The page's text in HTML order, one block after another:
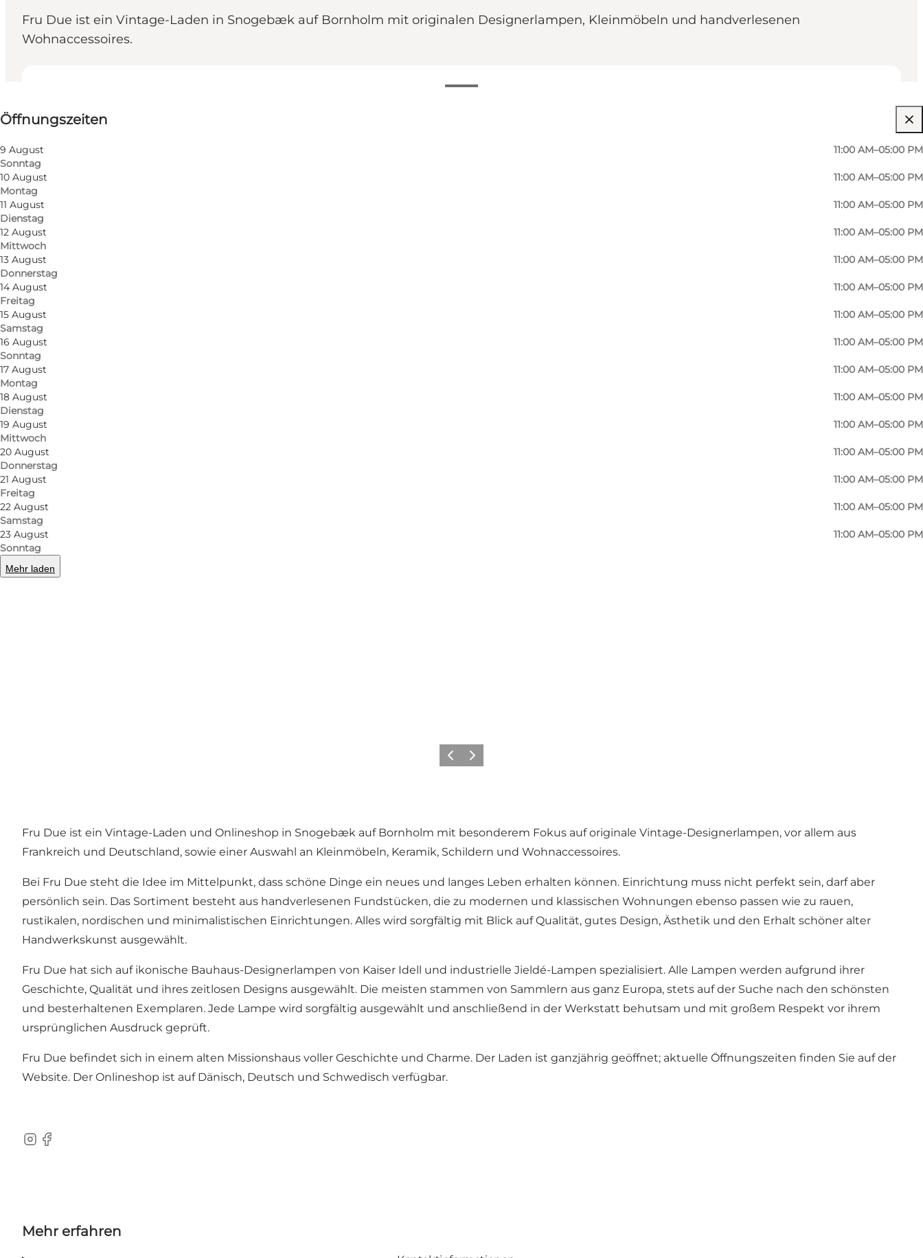
Fru Due ist ein Vintage-Laden in Snogebæk auf Bornholm mit originalen Designerlampen, Kleinmöbeln und handverlesenen
Wohnaccessoires.
Öffnungszeiten
9 August
Sonntag
11:00 AM–05:00 PM
10 August
Montag
11:00 AM–05:00 PM
11 August
Dienstag
11:00 AM–05:00 PM
12 August
Mittwoch
11:00 AM–05:00 PM
13 August
Donnerstag
11:00 AM–05:00 PM
14 August
Freitag
11:00 AM–05:00 PM
15 August
Samstag
11:00 AM–05:00 PM
16 August
Sonntag
11:00 AM–05:00 PM
17 August
Montag
11:00 AM–05:00 PM
18 August
Dienstag
11:00 AM–05:00 PM
19 August
Mittwoch
11:00 AM–05:00 PM
20 August
Donnerstag
11:00 AM–05:00 PM
21 August
Freitag
11:00 AM–05:00 PM
22 August
Samstag
11:00 AM–05:00 PM
23 August
Sonntag
11:00 AM–05:00 PM
Mehr laden
Website besuchen
ZurückWeiter
Fru Due ist ein Vintage-Laden und Onlineshop in Snogebæk auf Bornholm mit besonderem Fokus auf originale Vintage-Designerlampen, vor allem aus
Frankreich und Deutschland, sowie einer Auswahl an Kleinmöbeln, Keramik, Schildern und Wohnaccessoires.
Bei Fru Due steht die Idee im Mittelpunkt, dass schöne Dinge ein neues und langes Leben erhalten können. Einrichtung muss nicht perfekt sein, darf aber
persönlich sein. Das Sortiment besteht aus handverlesenen Fundstücken, die zu modernen und klassischen Wohnungen ebenso passen wie zu rauen,
rustikalen, nordischen und minimalistischen Einrichtungen. Alles wird sorgfältig mit Blick auf Qualität, gutes Design, Ästhetik und den Erhalt schöner alter
Handwerkskunst ausgewählt.
Fru Due hat sich auf ikonische Bauhaus-Designerlampen von Kaiser Idell und industrielle Jieldé-Lampen spezialisiert. Alle Lampen werden aufgrund ihrer
Geschichte, Qualität und ihres zeitlosen Designs ausgewählt. Die meisten stammen von Sammlern aus ganz Europa, stets auf der Suche nach den schönsten
und besterhaltenen Exemplaren. Jede Lampe wird sorgfältig ausgewählt und anschließend in der Werkstatt behutsam und mit großem Respekt vor ihrem
ursprünglichen Ausdruck geprüft.
Fru Due befindet sich in einem alten Missionshaus voller Geschichte und Charme. Der Laden ist ganzjährig geöffnet; aktuelle Öffnungszeiten finden Sie auf der
Website. Der Onlineshop ist auf Dänisch, Deutsch und Schwedisch verfügbar.
Instagram
Facebook
Mehr erfahren